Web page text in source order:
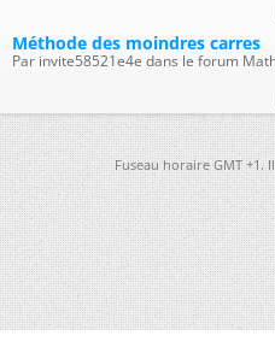
Méthode des moindres carres
Par invite58521e4e dans le forum
Fuseau horaire GMT +1.